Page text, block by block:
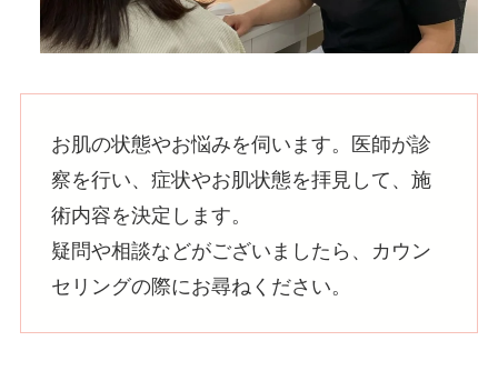
お肌の状態やお悩みを伺います。医師が診
察を行い、症状やお肌状態を拝見して、施
術内容を決定します。
疑問や相談などがございましたら、カウン
セリングの際にお尋ねください。